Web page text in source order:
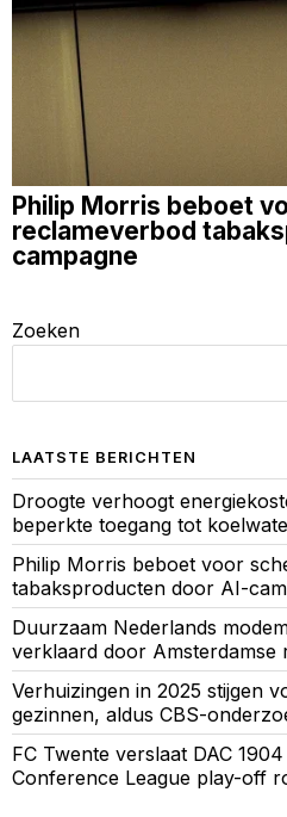
Philip Morris beboet
reclameverbod
campagne
Zoeken
LAATSTE BERICHTEN
Droogte verhoogt
beperkte toegang tot
Philip Morris beboet voor
tabaksproducten door AI-
Duurzaam Nederlands
verklaard door Amsterdamse
Verhuizingen in 2025 stijgen
gezinnen, aldus CBS-
FC Twente verslaat DAC
Conference League play-off